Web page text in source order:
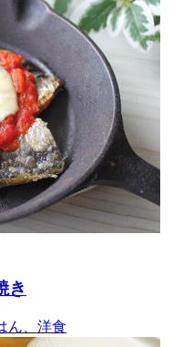
き
ん、洋食